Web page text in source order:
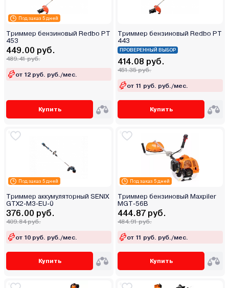
Под заказ 5 дней
Триммер бензиновый Redbo PT
453
449.00 руб.
489.41 руб.
от 12 руб. руб./мес.
Купить
Триммер бензиновый Redbo PT
443
ПРОВЕРЕННЫЙ ВЫБОР
414.08 руб.
451.35 руб.
от 11 руб. руб./мес.
Купить
Под заказ 5 дней
Триммер аккумуляторный SENIX
GTX2-M3-EU-0
376.00 руб.
409.84 руб.
от 10 руб. руб./мес.
Купить
Под заказ 5 дней
Триммер бензиновый Maxpiler
MGT-56B
444.87 руб.
484.91 руб.
от 11 руб. руб./мес.
Купить